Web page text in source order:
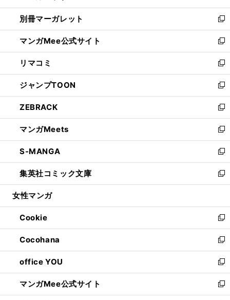
開
く
ウ
で
開
く
ウ
ィ
ン
ド
ウ
で
開
く
し
い
ウ
ィ
ン
ド
ウ
で
開
く
別冊マーガレット
新
し
い
ウ
ィ
ン
ド
ウ
で
開
く
マンガMee公式サイト
新
し
い
ウ
ィ
ン
ド
ウ
で
開
く
リマコミ
新
し
い
ウ
ィ
ン
ド
ウ
で
開
く
ジャンプTOON
新
し
い
ウ
ィ
ン
ド
ウ
で
開
ZEBRACK
新
し
い
ウ
ィ
ン
ド
ウ
開
く
マンガMeets
新
し
い
ウ
ィ
ン
ウ
で
開
く
S-MANGA
新
し
い
ウ
ン
ド
ウ
で
開
く
集英社コミック文庫
新
し
ウ
ィ
ン
ド
ウ
で
開
く
女性マンガ
Cookie
新
し
い
ウ
ィ
ン
ド
ウ
Cocohana
新
し
い
ウ
ィ
ン
office YOU
新
し
い
ウ
マンガMee公式サイト
新
し